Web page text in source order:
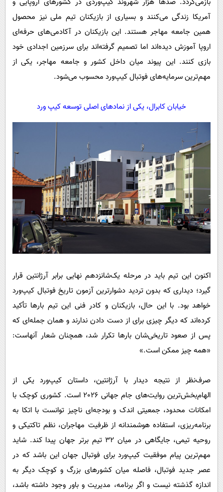
بازمی‌گردد. صدها هزار شهروند کیپ‌وردی در کشورهای اروپایی و
آمریکا زندگی می‌کنند و بسیاری از بازیکنان تیم ملی نیز محصول
همین جامعه مهاجر هستند. این بازیکنان در آکادمی‌های حرفه‌ای
اروپا آموزش دیده‌اند اما تصمیم گرفته‌اند برای سرزمین اجدادی خود
بازی کنند. این پیوند میان داخل کشور و جامعه مهاجر، یکی از
مهم‌ترین سرمایه‌های فوتبال کیپ‌ورد محسوب می‌شود.
خیابان کابرال، یکی از نمادهای اصلی توسعه کیپ ورد
اکنون این تیم باید در مرحله یک‌شانزدهم نهایی برابر آرژانتین قرار
گیرد؛ دیداری که بدون تردید دشوارترین آزمون تاریخ فوتبال کیپ‌ورد
خواهد بود. با این حال، بازیکنان و کادر فنی این تیم بارها تأکید
کرده‌اند که دیگر چیزی برای از دست دادن ندارند و همان جمله‌ای که
پس از صعود تاریخی‌شان بارها تکرار شد، همچنان شعار آنهاست:
«همه چیز ممکن است.»
صرف‌نظر از نتیجه دیدار با آرژانتین، داستان کیپ‌ورد یکی از
الهام‌بخش‌ترین روایت‌های جام جهانی 2026 است. کشوری کوچک با
امکانات محدود، جمعیتی اندک و بودجه‌ای ناچیز توانست با اتکا به
برنامه‌ریزی، استفاده هوشمندانه از ظرفیت مهاجران، نظم تاکتیکی و
روحیه تیمی، جایگاهی در میان 32 تیم برتر جهان پیدا کند. شاید
مهم‌ترین پیام موفقیت کیپ‌ورد برای فوتبال جهان این باشد که در
عصر جدید فوتبال، فاصله میان کشورهای بزرگ و کوچک دیگر به
اندازه گذشته نیست و اگر برنامه، مدیریت و باور وجود داشته باشد،